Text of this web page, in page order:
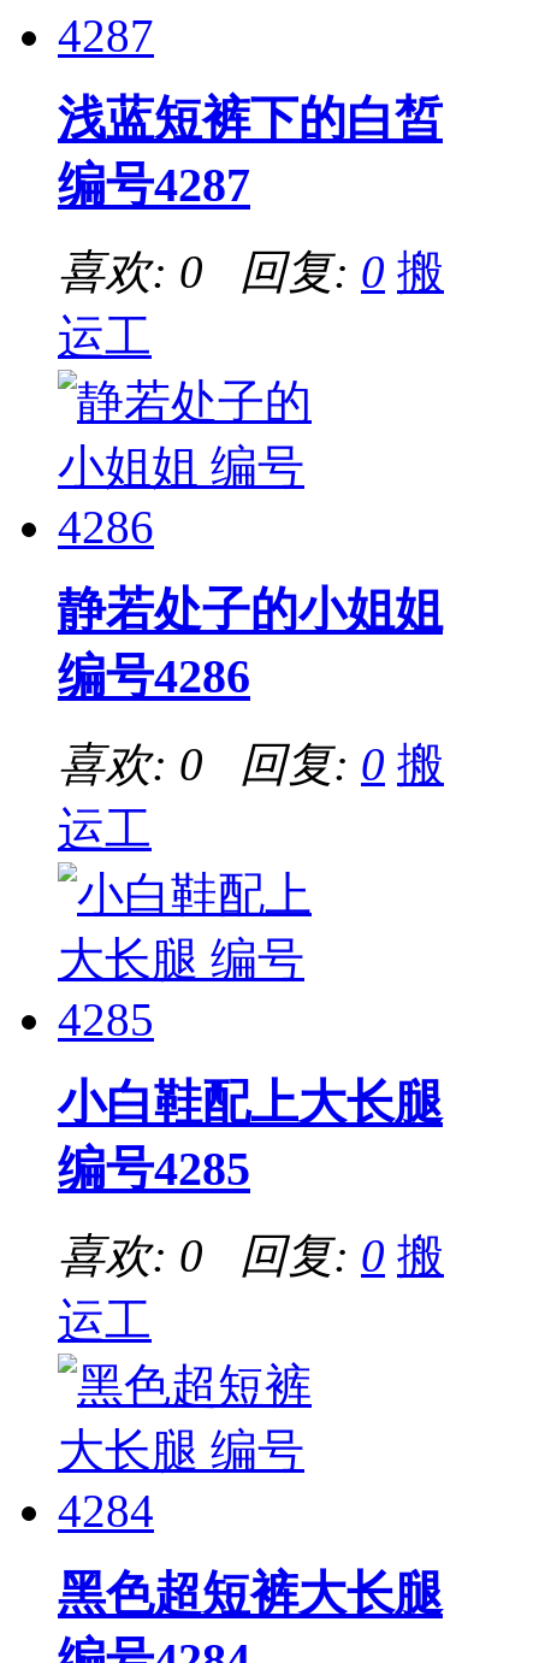
浅蓝短裤下的白皙
编号4287
喜欢: 0 回复: 0 搬
运工
静若处子的小姐姐
编号4286
喜欢: 0 回复: 0 搬
运工
小白鞋配上大长腿
编号4285
喜欢: 0 回复: 0 搬
运工
黑色超短裤大长腿